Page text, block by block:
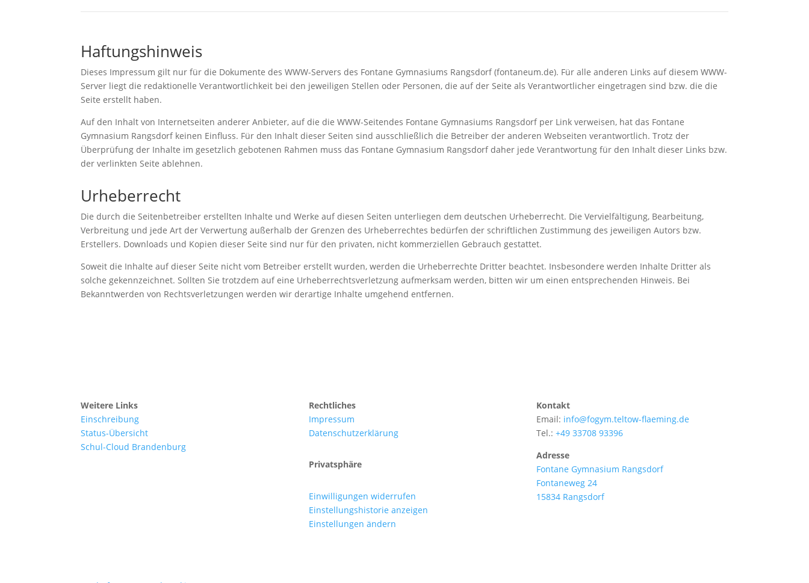
Haftungshinweis
Dieses Impressum gilt nur für die Dokumente des WWW-Servers des Fontane Gymnasiums Rangsdorf (fontaneum.de). Für alle anderen Links auf diesem WWW-
Server liegt die redaktionelle Verantwortlichkeit bei den jeweiligen Stellen oder Personen, die auf der Seite als Verantwortlicher eingetragen sind bzw. die die
Seite erstellt haben.
Auf den Inhalt von Internetseiten anderer Anbieter, auf die die WWW-Seitendes Fontane Gymnasiums Rangsdorf per Link verweisen, hat das Fontane
Gymnasium Rangsdorf keinen Einfluss. Für den Inhalt dieser Seiten sind ausschließlich die Betreiber der anderen Webseiten verantwortlich. Trotz der
Überprüfung der Inhalte im gesetzlich gebotenen Rahmen muss das Fontane Gymnasium Rangsdorf daher jede Verantwortung für den Inhalt dieser Links bzw.
der verlinkten Seite ablehnen.
Urheberrecht
Die durch die Seitenbetreiber erstellten Inhalte und Werke auf diesen Seiten unterliegen dem deutschen Urheberrecht. Die Vervielfältigung, Bearbeitung,
Verbreitung und jede Art der Verwertung außerhalb der Grenzen des Urheberrechtes bedürfen der schriftlichen Zustimmung des jeweiligen Autors bzw.
Erstellers. Downloads und Kopien dieser Seite sind nur für den privaten, nicht kommerziellen Gebrauch gestattet.
Soweit die Inhalte auf dieser Seite nicht vom Betreiber erstellt wurden, werden die Urheberrechte Dritter beachtet. Insbesondere werden Inhalte Dritter als
solche gekennzeichnet. Sollten Sie trotzdem auf eine Urheberrechtsverletzung aufmerksam werden, bitten wir um einen entsprechenden Hinweis. Bei
Bekanntwerden von Rechtsverletzungen werden wir derartige Inhalte umgehend entfernen.
Weitere Links
Einschreibung
Status-Übersicht
Schul-Cloud Brandenburg
Rechtliches
Impressum
Datenschutzerklärung
Privatsphäre
Einwilligungen widerrufen
Einstellungshistorie anzeigen
Einstellungen ändern
Kontakt
Email: info@fogym.teltow-flaeming.de
Tel.: +49 33708 93396
Adresse
Fontane Gymnasium Rangsdorf
Fontaneweg 24
15834 Rangsdorf